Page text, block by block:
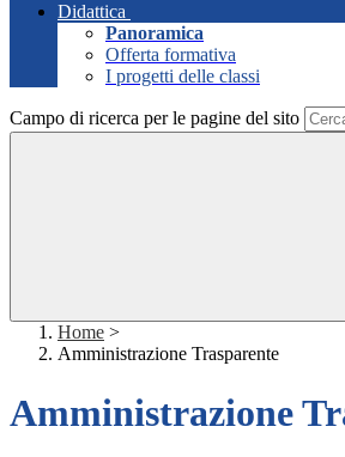
Didattica
Panoramica
Offerta formativa
I progetti delle classi
Campo di ricerca per le pagine del sito
Home >
Amministrazione Trasparente
Amministrazione